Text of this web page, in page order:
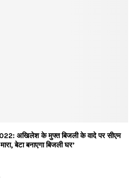
अखिलेश के मुफ्त बिजली के वादे पर सीएम
बेटा बनाएगा बिजली घर’